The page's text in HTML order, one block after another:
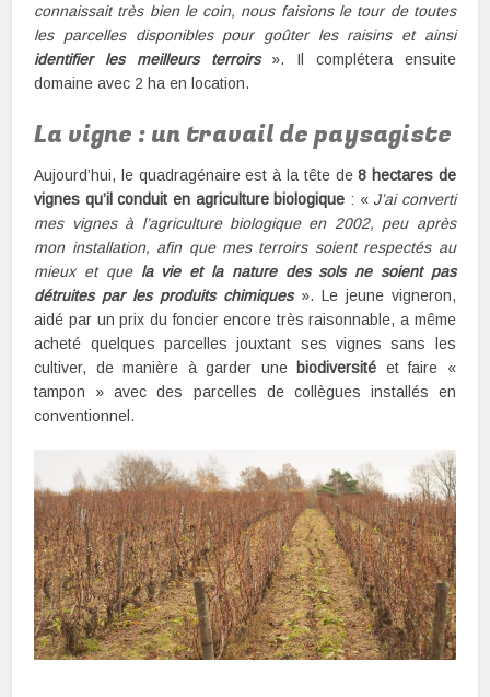
connaissait très bien le coin, nous faisions le tour de toutes
les parcelles disponibles pour goûter les raisins et ainsi
identifier les meilleurs terroirs». Il complétera ensuite
domaine avec 2 ha en location.
La vigne : un travail de paysagiste
Aujourd’hui, le quadragénaire est à la tête de8 hectares de
vignes qu’il conduit en agriculture biologique : « J’ai converti
mes vignes à l’agriculture biologique en 2002, peu après
mon installation, afin que mes terroirs soient respectés au
mieux et que la vie et la nature des sols ne soient pas
détruites par les produits chimiques». Le jeune vigneron,
aidé par un prix du foncier encore très raisonnable, a même
acheté quelques parcelles jouxtant ses vignes sans les
cultiver, de manière à garder une
biodiversité et faire «
tampon » avec des parcelles de collègues installés en
conventionnel.